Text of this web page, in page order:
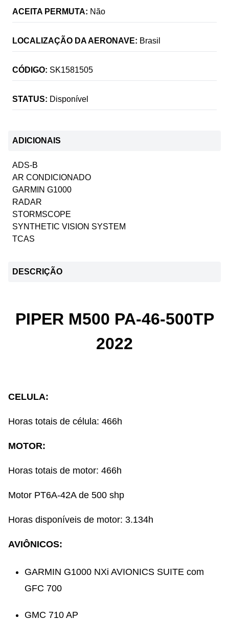
ACEITA PERMUTA: Não
LOCALIZAÇÃO DA AERONAVE: Brasil
CÓDIGO: SK1581505
STATUS: Disponível
ADICIONAIS
ADS-B
AR CONDICIONADO
GARMIN G1000
RADAR
STORMSCOPE
SYNTHETIC VISION SYSTEM
TCAS
DESCRIÇÃO
PIPER M500 PA-46-500TP
2022
CELULA:
Horas totais de célula: 466h
MOTOR:
Horas totais de motor: 466h
Motor PT6A-42A de 500 shp
Horas disponíveis de motor: 3.134h
AVIÔNICOS:
GARMIN G1000 NXi AVIONICS SUITE com
GFC 700
GMC 710 AP